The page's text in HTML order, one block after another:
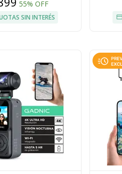
55% OFF
SIN INTERÉS